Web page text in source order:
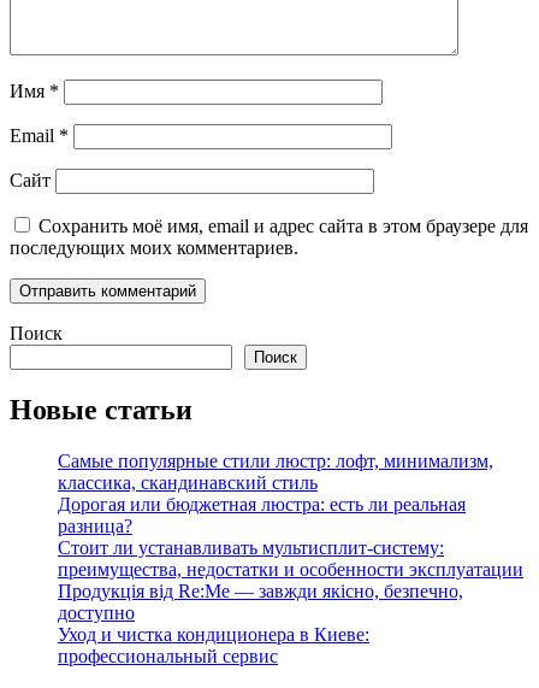
Имя *
Email *
Сайт
Сохранить моё имя, email и адрес сайта в этом браузере для
последующих моих комментариев.
Поиск
Поиск
Новые статьи
Самые популярные стили люстр: лофт, минимализм,
классика, скандинавский стиль
Дорогая или бюджетная люстра: есть ли реальная
разница?
Стоит ли устанавливать мультисплит-систему:
преимущества, недостатки и особенности эксплуатации
Продукція від Re:Me — завжди якісно, безпечно,
доступно
Уход и чистка кондиционера в Киеве:
профессиональный сервис